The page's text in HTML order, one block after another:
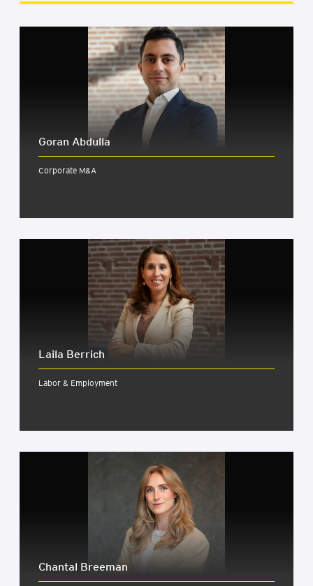
Goran Abdulla
Corporate M&A
Laila Berrich
Labor & Employment
Chan­tal Bree­man